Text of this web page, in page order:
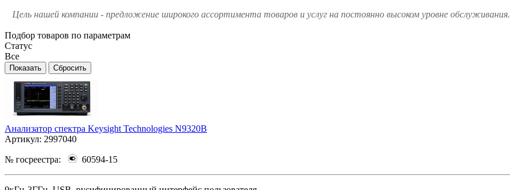
Цель нашей компании - предложение широкого ассортимента товаров и услуг на постоянно высоком уровне обслуживания.
Подбор товаров по параметрам
Статус
Все
Анализатор спектра Keysight Technologies N9320B
Артикул: 2997040
№ госреестра: 60594-15